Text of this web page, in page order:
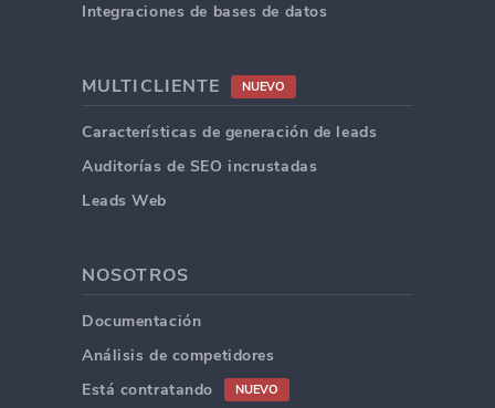
Integraciones de bases de datos
MULTICLIENTE NUEVO
Características de generación de leads
Auditorías de SEO incrustadas
Leads Web
NOSOTROS
Documentación
Análisis de competidores
Está contratando
NUEVO